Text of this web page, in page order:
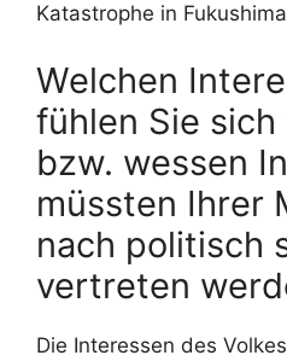
Katastrophe in
Welchen
fühlen Sie
bzw. wessen
müssten Ihrer
nach politisch
vertreten
Die Interessen des